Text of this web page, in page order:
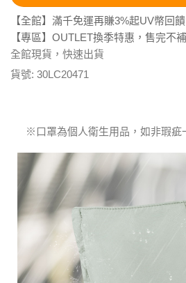
【全館】滿千免運再賺3%起UV幣回饋
【專區】OUTLET換季特惠，售完不補
全館現貨，快速出貨
貨號: 30LC20471
※口罩為個人衛生用品，如非瑕